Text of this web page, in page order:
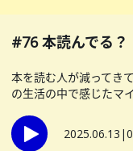
#76 本読んでる？
本を読む人が減ってき
の生活の中で感じたマ
2025.06.13 |